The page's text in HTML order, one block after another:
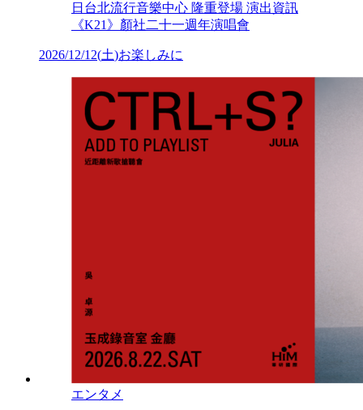
日台北流行音樂中心 隆重登場 演出資訊
《K21》顏社二十一週年演唱會
2026/12/12(土)お楽しみに
エンタメ